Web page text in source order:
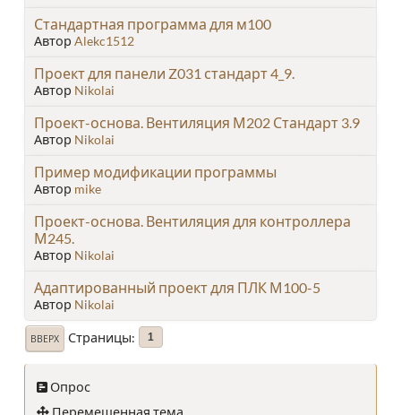
Стандартная программа для м100
Автор Alekc1512
Проект для панели Z031 стандарт 4_9.
Автор Nikolai
Проект-основа. Вентиляция М202 Стандарт 3.9
Автор Nikolai
Пример модификации программы
Автор mike
Проект-основа. Вентиляция для контроллера
М245.
Автор Nikolai
Адаптированный проект для ПЛК М100-5
Автор Nikolai
ВВЕРХ Страницы 1
Опрос
Перемещенная тема